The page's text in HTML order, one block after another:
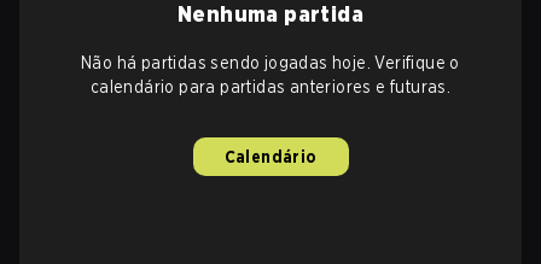
Nenhuma partida
Não há partidas sendo jogadas hoje. Verifique o
calendário para partidas anteriores e futuras.
Calendário